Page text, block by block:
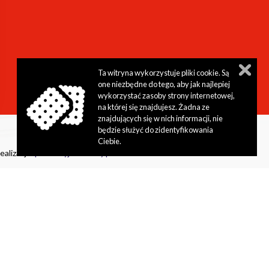
Ta witryna wykorzystuje pliki cookie. Są
one niezbędne do tego, aby jak najlepiej
wykorzystać zasoby strony internetowej,
na której się znajdujesz. Żadna ze
znajdujących się w nich informacji, nie
będzie służyć do zidentyfikowania
Ciebie.